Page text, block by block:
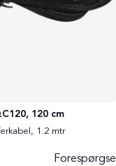
120 cm
1.2 mtr
Forespørgsel